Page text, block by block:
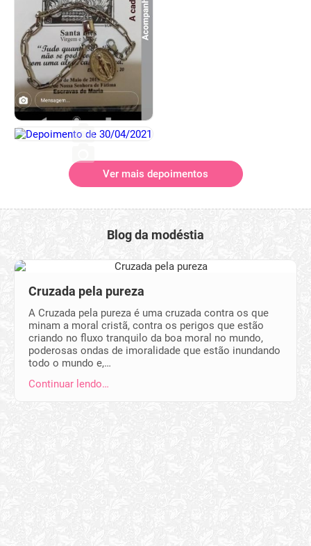
Ver mais depoimentos
Blog da modéstia
Cruzada pela pureza
A Cruzada pela pureza é uma cruzada contra os que
minam a moral cristã, contra os perigos que estão
criando no fluxo tranquilo da boa moral no mundo,
poderosas ondas de imoralidade que estão inundando
todo o mundo e,…
Continuar lendo…